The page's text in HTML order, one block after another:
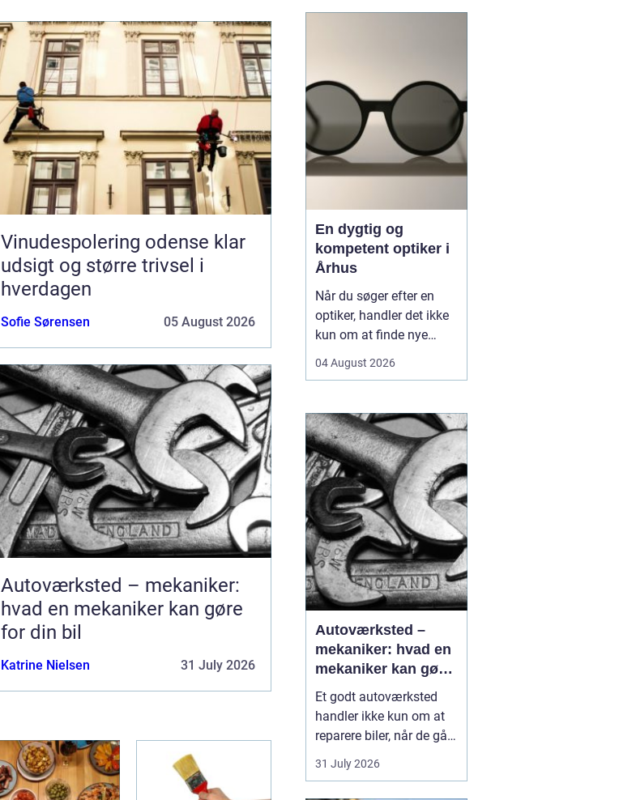
Vinudespolering odense klar
udsigt og større trivsel i
hverdagen
Sofie Sørensen 05 August 2026
Autoværksted – mekaniker:
hvad en mekaniker kan gøre
for din bil
Katrine Nielsen 31 July 2026
tunge at være i. I en by
som Odense, hv...
En dygtig og
kompetent optiker i
Århus
Når du søger efter en
optiker, handler det ikke
kun om at finde nye
men om at få faglig
synsprøver og produkter,
der passer til din
hverdag. I hjertet af byen
find...
04 August 2026
Autoværksted –
mekaniker: hvad en
mekaniker kan gøre
for din bil
Et godt autoværksted
handler ikke kun om at
reparere biler, når de går i
stykker. Det handler i lige
så høj grad om
31 July 2026